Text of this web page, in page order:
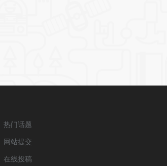
热门话题
网站提交
在线投稿